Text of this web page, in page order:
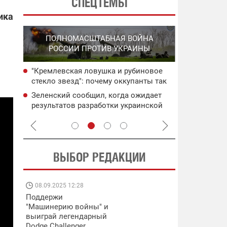
ПОЛНОМАСШТАБНАЯ ВОЙНА
РОССИИ ПРОТИВ УКРАИНЫ
"Кремлевская ловушка и рубиновое
стекло звезд": почему оккупанты так
зациклились на захвате
Константиновки – Снегирев
Зеленский сообщил, когда ожидает
результатов разработки украинской
ВЫБОР РЕДАКЦИИ
08.09.2025 12:28
Поддержи
"Машинерию войны" и
выиграй легендарный